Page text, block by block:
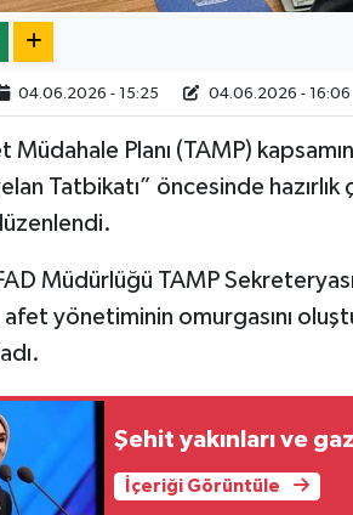
04.06.2026 - 15:25 04.06.2026 - 16:06
Müdahale Planı (TAMP)
Tatbikatı” öncesinde hazırlık
Müdürlüğü TAMP
yönetiminin omurgasını
Şehit yakınları ve
İçeriği Görüntüle